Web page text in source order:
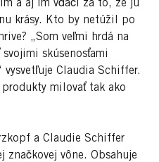
a aj im vďačí za to, že ju
krásy. Kto by netúžil po
„Som veľmi hrdá na
skúsenosťami
vysvetľuje Claudia Schiffer.
milovať tak ako
a Claudie Schiffer
značkovej vône. Obsahuje